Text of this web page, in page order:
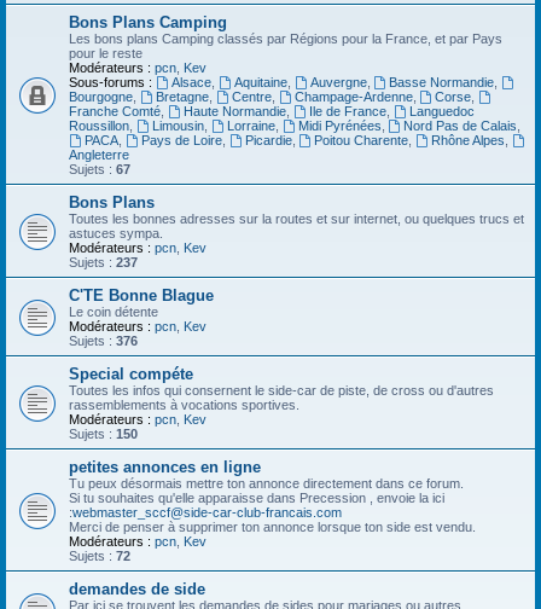
Bons Plans Camping
Les bons plans Camping classés par Régions pour la France, et par Pays
pour le reste
Modérateurs : pcn Kev
Sous-forums :
Alsace, Aquitaine, Auvergne, Basse Normandie
Bourgogne
Bretagne, Centre, Champage-Ardenne, Corse
Franche Comté
Haute Normandie, Ile de France,
Languedoc
Roussillon
Limousin, Lorraine, Midi Pyrénées Nord Pas de Calais
PACA, Pays de Loire, Picardie, Poitou Charente Rhône Alpes
Angleterre
Sujets : 67
Bons Plans
Toutes les bonnes adresses sur la routes et sur internet, ou quelques trucs et
astuces sympa.
Modérateurs : pcn Kev
Sujets : 237
C'TE Bonne Blague
Le coin détente
Modérateurs : pcn Kev
Sujets : 376
Special compéte
Toutes les infos qui consernent le side-car de piste, de cross ou d'autres
rassemblements à vocations sportives.
Modérateurs : pcn Kev
Sujets : 150
petites annonces en ligne
Tu peux désormais mettre ton annonce directement dans ce forum.
Si tu souhaites qu'elle apparaisse dans Precession , envoie la ici
:webmaster_sccf@side-car-club-francais.com
Merci de penser à supprimer ton annonce lorsque ton side est vendu.
Modérateurs : pcn Kev
Sujets : 72
demandes de side
Par ici se trouvent les demandes de sides pour mariages ou autres